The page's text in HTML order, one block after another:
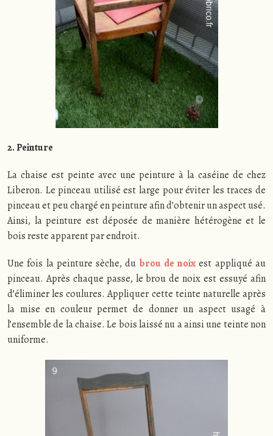
2. Peinture
La chaise est peinte avec une peinture à la caséine de chez
Liberon. Le pinceau utilisé est large pour éviter les traces de
pinceau et peu chargé en peinture afin d’obtenir un aspect usé.
Ainsi, la peinture est déposée de manière hétérogène et le
bois reste apparent par endroit.
Une fois la peinture sèche, du brou de noixest appliqué au
pinceau. Après chaque passe, le brou de noix est essuyé afin
d’éliminer les coulures. Appliquer cette teinte naturelle après
la mise en couleur permet de donner un aspect usagé à
l’ensemble de la chaise. Le bois laissé nu a ainsi une teinte non
uniforme.